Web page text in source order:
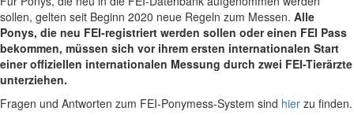
sollen, gelten seit Beginn 2020 neue Regeln zum Messen. Alle
Ponys, die neu FEI-registriert werden sollen oder einen FEI Pass
bekommen, müssen sich vor ihrem ersten internationalen Start
einer offiziellen internationalen Messung durch zwei FEI-Tierärzte
unterziehen.
Fragen und Antworten zum FEI-Ponymess-System sind hier zu finden.